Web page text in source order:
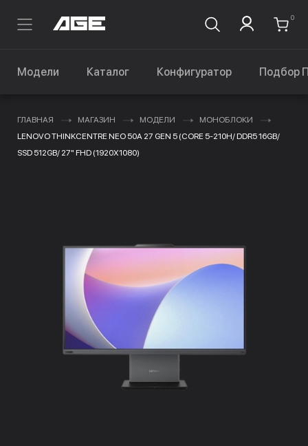
0
Модели Каталог Конфигуратор Подбор
ГЛАВНАЯ МАГАЗИН МОДЕЛИ
МОНОБЛОКИ
LENOVO THINKCENTRE NEO 50A 27 GEN 5 (CORE 5-210H/ DDR5 16GB/
SSD 512GB/ 27" FHD (1920X1080)